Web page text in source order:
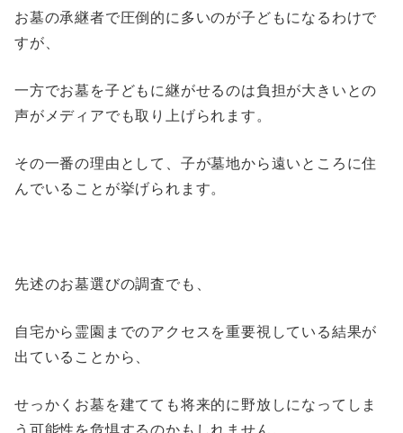
お墓の承継者で圧倒的に多いのが子どもになるわけで
すが、
一方でお墓を子どもに継がせるのは負担が大きいとの
声がメディアでも取り上げられます。
その一番の理由として、子が墓地から遠いところに住
んでいることが挙げられます。
先述のお墓選びの調査でも、
自宅から霊園までのアクセスを重要視している結果が
出ていることから、
せっかくお墓を建てても将来的に野放しになってしま
う可能性を危惧するのかもしれません。